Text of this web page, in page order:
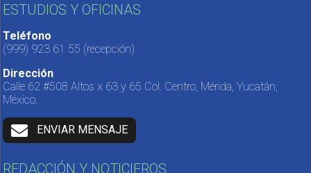
ESTUDIOS Y OFICINAS
Teléfono
(999) 923 61 55 (recepción)
Dirección
Calle 62 #508 Altos x 63 y 65 Col. Centro, Mérida, Yucatán,
México.
ENVIAR MENSAJE
REDACCIÓN Y NOTICIEROS